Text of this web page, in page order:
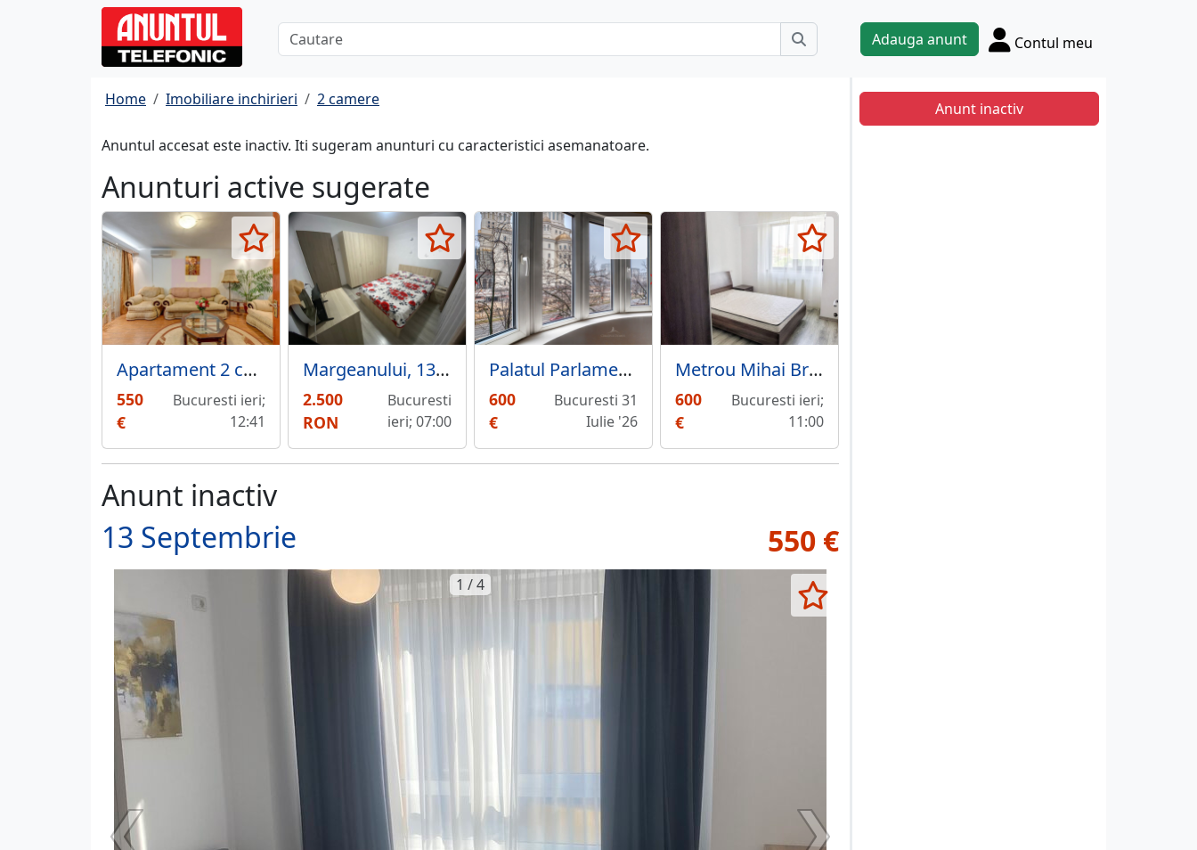
Adauga anunt Contul meu
Home Imobiliare inchirieri 2 camere
Anuntul accesat este inactiv. Iti sugeram anunturi cu caracteristici asemanatoare.
Anunturi active sugerate
Apartament 2 camere de inchiriat | 13 Septembrie – Soseaua Panduri
550
€
Bucuresti ieri;
12:41
Margeanului, 13 Septembrie
2.500
RON
Bucuresti
ieri; 07:00
Palatul Parlamentului, Marriot,
600
€
Bucuresti 31
Iulie '26
Metrou Mihai Bravu, 2 Camere 60 mp, Centrala, Bloc 2021, Parcare, Ctr. ANAF
600
€
Bucuresti ieri;
11:00
Anunt inactiv
13 Septembrie
550 €
1 / 4
Anunt inactiv